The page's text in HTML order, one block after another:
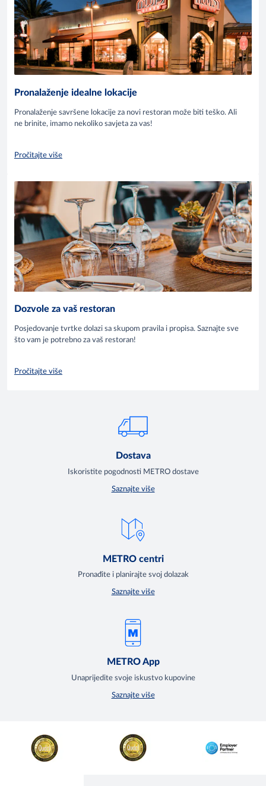
Pronalaženje idealne lokacije
Pronalaženje savršene lokacije za novi restoran može biti teško. Ali
ne brinite, imamo nekoliko savjeta za vas!
Pročitajte više
Dozvole za vaš restoran
Posjedovanje tvrtke dolazi sa skupom pravila i propisa. Saznajte sve
što vam je potrebno za vaš restoran!
Pročitajte više
Dostava
Iskoristite pogodnosti METRO dostave
Saznajte više
METRO centri
Pronađite i planirajte svoj dolazak
Saznajte više
METRO App
Unaprijedite svoje iskustvo kupovine
Saznajte više